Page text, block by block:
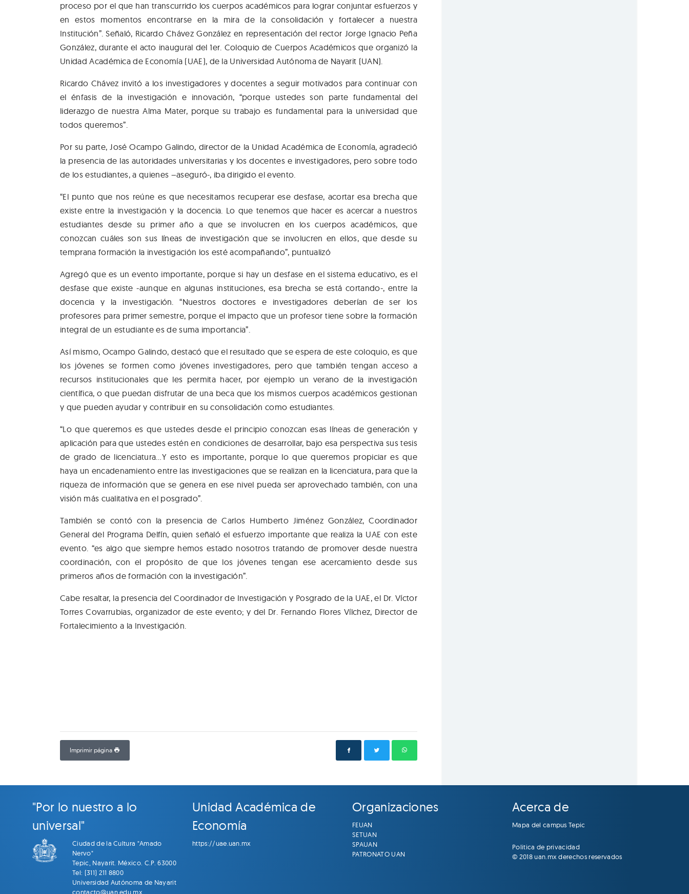
proceso por el que han transcurrido los cuerpos académicos para lograr conjuntar esfuerzos y
en estos momentos encontrarse en la mira de la consolidación y fortalecer a nuestra
Institución”. Señaló, Ricardo Chávez González en representación del rector Jorge Ignacio Peña
González, durante el acto inaugural del 1er. Coloquio de Cuerpos Académicos que organizó la
Unidad Académica de Economía (UAE), de la Universidad Autónoma de Nayarit (UAN).
Ricardo Chávez invitó a los investigadores y docentes a seguir motivados para continuar con
el énfasis de la investigación e innovación, “porque ustedes son parte fundamental del
liderazgo de nuestra Alma Mater, porque su trabajo es fundamental para la universidad que
todos queremos”.
Por su parte, José Ocampo Galindo, director de la Unidad Académica de Economía, agradeció
la presencia de las autoridades universitarias y los docentes e investigadores, pero sobre todo
de los estudiantes, a quienes –aseguró-, iba dirigido el evento.
“El punto que nos reúne es que necesitamos recuperar ese desfase, acortar esa brecha que
existe entre la investigación y la docencia. Lo que tenemos que hacer es acercar a nuestros
estudiantes desde su primer año a que se involucren en los cuerpos académicos, que
conozcan cuáles son sus líneas de investigación que se involucren en ellos, que desde su
temprana formación la investigación los esté acompañando”, puntualizó
Agregó que es un evento importante, porque si hay un desfase en el sistema educativo, es el
desfase que existe -aunque en algunas instituciones, esa brecha se está cortando-, entre la
docencia y la investigación. “Nuestros doctores e investigadores deberían de ser los
profesores para primer semestre, porque el impacto que un profesor tiene sobre la formación
integral de un estudiante es de suma importancia”.
Así mismo, Ocampo Galindo, destacó que el resultado que se espera de este coloquio, es que
los jóvenes se formen como jóvenes investigadores, pero que también tengan acceso a
recursos institucionales que les permita hacer, por ejemplo un verano de la investigación
científica, o que puedan disfrutar de una beca que los mismos cuerpos académicos gestionan
y que pueden ayudar y contribuir en su consolidación como estudiantes.
“Lo que queremos es que ustedes desde el principio conozcan esas líneas de generación y
aplicación para que ustedes estén en condiciones de desarrollar, bajo esa perspectiva sus tesis
de grado de licenciatura…Y esto es importante, porque lo que queremos propiciar es que
haya un encadenamiento entre las investigaciones que se realizan en la licenciatura, para que la
riqueza de información que se genera en ese nivel pueda ser aprovechado también, con una
visión más cualitativa en el posgrado”.
También se contó con la presencia de Carlos Humberto Jiménez González, Coordinador
General del Programa Delfín, quien señaló el esfuerzo importante que realiza la UAE con este
evento. “es algo que siempre hemos estado nosotros tratando de promover desde nuestra
coordinación, con el propósito de que los jóvenes tengan ese acercamiento desde sus
primeros años de formación con la investigación”.
Cabe resaltar, la presencia del Coordinador de Investigación y Posgrado de la UAE, el Dr. Víctor
Torres Covarrubias, organizador de este evento; y del Dr. Fernando Flores Vílchez, Director de
Fortalecimiento a la Investigación.
Imprimir página
"Por lo nuestro a lo
universal"
Ciudad de la Cultura "Amado
Nervo"
Tepic, Nayarit. México. C.P. 63000
Tel: (311) 211 8800
Universidad Autónoma de Nayarit
contacto@uan.edu.mx
Unidad Académica de
Economía
https://uae.uan.mx
Organizaciones
FEUAN
SETUAN
SPAUAN
PATRONATO UAN
Acerca de
Mapa del campus Tepic
Politica de privacidad
© 2018 uan.mx derechos reservados